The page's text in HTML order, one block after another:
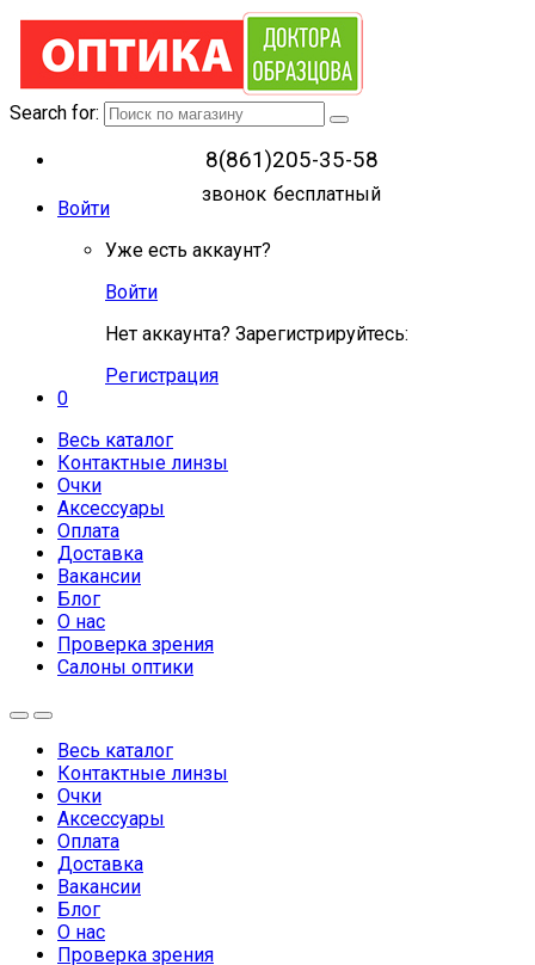
Search for:
8(861)205-35-58
звонок бесплатный
Войти
Уже есть аккаунт?
Войти
Нет аккаунта? Зарегистрируйтесь:
Регистрация
0
Весь каталог
Контактные линзы
Очки
Аксессуары
Оплата
Доставка
Вакансии
Блог
О нас
Проверка зрения
Салоны оптики
Весь каталог
Контактные линзы
Очки
Аксессуары
Оплата
Доставка
Вакансии
Блог
О нас
Проверка зрения